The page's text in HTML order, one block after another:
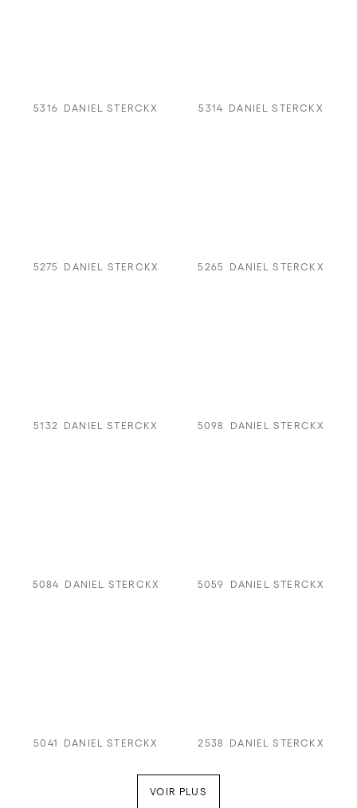
5316 DANIEL STERCKX 5314 DANIEL STERCKX
5275 DANIEL STERCKX 5265 DANIEL STERCKX
5132 DANIEL STERCKX 5098 DANIEL STERCKX
5084 DANIEL STERCKX 5059 DANIEL STERCKX
5041 DANIEL STERCKX 2538 DANIEL STERCKX
VOIR PLUS